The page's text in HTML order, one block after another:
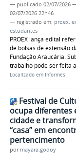
— publicado 02/07/2026
02/07/2026 22h46
— registrado em: proex,
estudantes
PROEX lança edital
de bolsas de extensão
Fundação Araucária.
trabalho pode ser feita
Localizado em Informes
Festival de
ocupa diferentes
cidade e
“casa” em
pertencimento
por mayara.godoy